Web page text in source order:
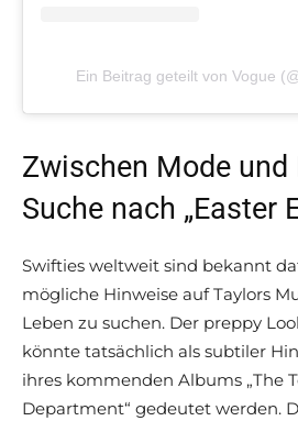
Ein Beitrag geteilt von Vogue
Zwischen Mode
Suche nach „Easter
Swifties weltweit sind bekannt
mögliche Hinweise auf Taylors
Leben zu suchen. Der preppy
könnte tatsächlich als subtiler
ihres kommenden Albums „The
Department“ gedeutet werden.